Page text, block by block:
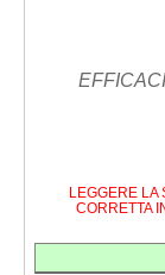
LEGGERE LA
CORRETTA